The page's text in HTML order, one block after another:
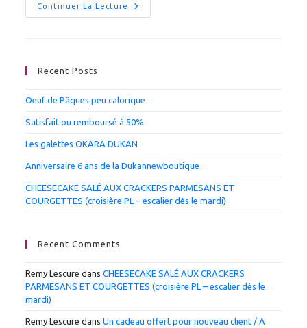
Continuer La Lecture
Briochettes
À
Recent Posts
Oeuf de Pâques peu calorique
Satisfait ou remboursé à 50%
Les galettes OKARA DUKAN
Anniversaire 6 ans de la Dukannewboutique
CHEESECAKE SALÉ AUX CRACKERS PARMESANS ET
COURGETTES (croisière PL – escalier dès le mardi)
Recent Comments
Remy Lescure dansCHEESECAKE SALÉ AUX CRACKERS
PARMESANS ET COURGETTES (croisière PL – escalier dès le
mardi)
Remy Lescure dansUn cadeau offert pour nouveau client / A